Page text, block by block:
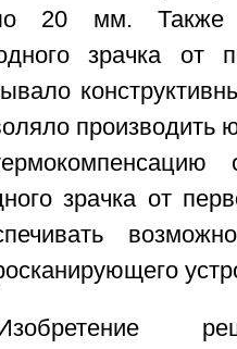
20 мм. Также
зрачка от
производить
зрачка от